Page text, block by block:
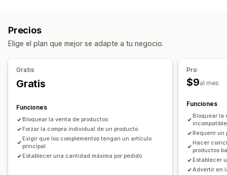
Precios
Elige el plan que mejor se adapte a tu negocio.
Gratis
Gratis
Funciones
Bloquear la venta de productos
Forzar la compra individual de un producto
Exigir que los complementos tengan un artículo
principal
Establecer una cantidad máxima por pedido
Pro
$9al mes
Funciones
Bloquear la
Requerir un
Hacer
productos
Establecer
Advertir en